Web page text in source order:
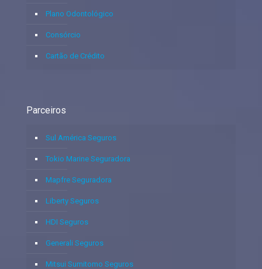
Plano Odontológico
Consórcio
Cartão de Crédito
Parceiros
Sul América Seguros
Tokio Marine Seguradora
Mapfre Seguradora
Liberty Seguros
HDI Seguros
Generali Seguros
Mitsui Sumitomo Seguros